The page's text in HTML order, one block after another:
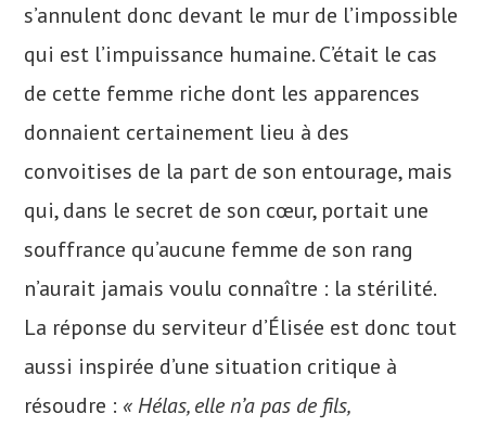
s’annulent donc devant le mur de l’impossible
qui est l’impuissance humaine. C’était le cas
de cette femme riche dont les apparences
donnaient certainement lieu à des
convoitises de la part de son entourage, mais
qui, dans le secret de son cœur, portait une
souffrance qu’aucune femme de son rang
n’aurait jamais voulu connaître : la stérilité.
La réponse du serviteur d’Élisée est donc tout
aussi inspirée d’une situation critique à
résoudre : « Hélas, elle n’a pas de fils,